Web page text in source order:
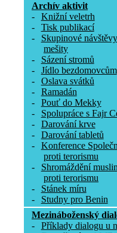
Archív aktivit
-
Knižní veletrh
-
Tisk publikací
-
Skupinové návštěvy
mešity
-
Sázení stromů
-
Jídlo bezdomovcům
-
Oslava svátků
-
Ramadán
-
Pouť do Mekky
-
Spolupráce s Fajr
-
Darování krve
-
Darování tabletů
-
Konference
proti terorismu
-
Shromáždění
proti terorismu
-
Stánek míru
-
Studny pro Benin
Mezináboženský
-
Příklady dialogu u